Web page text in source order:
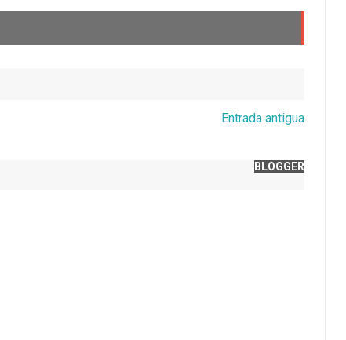
Entrada antigua
BLOGGER